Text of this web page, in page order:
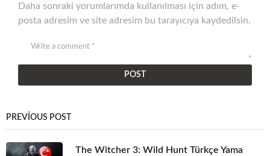
Daha sonraki yorumlarımda kullanılması için adım, e-
posta adresim ve site adresim bu tarayıcıya kaydedilsin.
PREVIOUS POST
The Witcher 3: Wild Hunt Türkçe Yama